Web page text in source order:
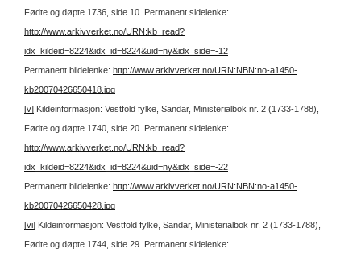
Fødte og døpte 1736, side 10. Permanent sidelenke:
http://www.arkivverket.no/URN:kb_read?
idx_kildeid=8224&idx_id=8224&uid=ny&idx_side=-12
Permanent bildelenke: http://www.arkivverket.no/URN:NBN:no-a1450-
kb20070426650418.jpg
[v] Kildeinformasjon: Vestfold fylke, Sandar, Ministerialbok nr. 2 (1733-1788),
Fødte og døpte 1740, side 20. Permanent sidelenke:
http://www.arkivverket.no/URN:kb_read?
idx_kildeid=8224&idx_id=8224&uid=ny&idx_side=-22
Permanent bildelenke: http://www.arkivverket.no/URN:NBN:no-a1450-
kb20070426650428.jpg
[vi] Kildeinformasjon: Vestfold fylke, Sandar, Ministerialbok nr. 2 (1733-1788),
Fødte og døpte 1744, side 29. Permanent sidelenke: